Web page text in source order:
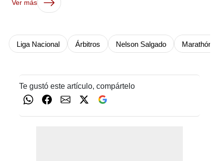
Ver más
Liga Nacional Árbitros Nelson Salgado Marathón
Te gustó este artículo, compártelo